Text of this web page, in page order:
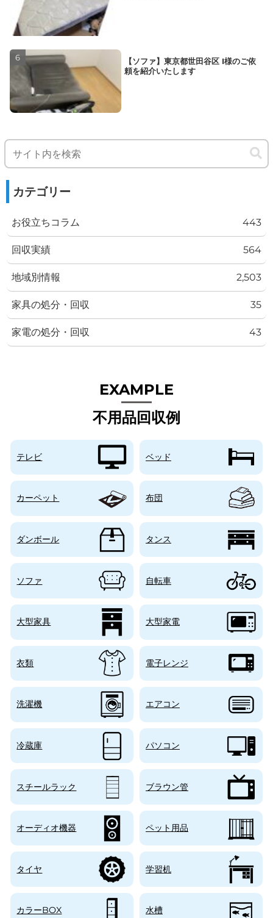
【ソファ】東京都世田谷区 I様のご依
頼を紹介いたします
カテゴリー
お役立ちコラム 443
回収実績 564
地域別情報 2,503
家具の処分・回収 35
家電の処分・回収 43
不用品回収例
テレビ ベッド
カーペット 布団
ダンボール タンス
ソファ 自転車
大型家具 大型家電
衣類 電子レンジ
洗濯機 エアコン
冷蔵庫 パソコン
スチールラック ブラウン管
オーディオ機器 ペット用品
タイヤ 学習机
カラーBOX 水槽